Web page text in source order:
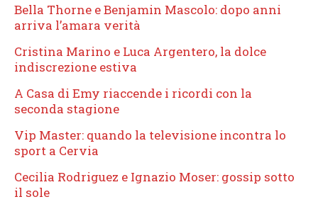
Bella Thorne e Benjamin Mascolo: dopo anni
arriva l’amara verità
Cristina Marino e Luca Argentero, la dolce
indiscrezione estiva
A Casa di Emy riaccende i ricordi con la
seconda stagione
Vip Master: quando la televisione incontra lo
sport a Cervia
Cecilia Rodriguez e Ignazio Moser: gossip sotto
il sole